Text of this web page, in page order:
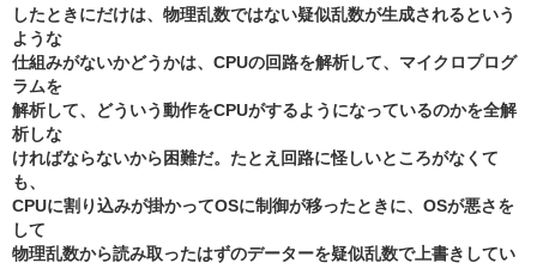
したときにだけは、物理乱数ではない疑似乱数が生成されるという
ような
仕組みがないかどうかは、CPUの回路を解析して、マイクロプログ
ラムを
解析して、どういう動作をCPUがするようになっているのかを全解
析しな
ければならないから困難だ。たとえ回路に怪しいところがなくて
も、
CPUに割り込みが掛かってOSに制御が移ったときに、OSが悪さを
して
物理乱数から読み取ったはずのデーターを疑似乱数で上書きしてい